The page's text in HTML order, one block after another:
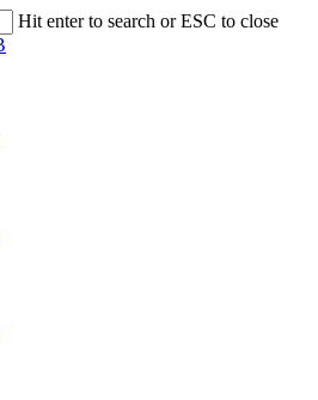
Hit enter to search or ESC to close